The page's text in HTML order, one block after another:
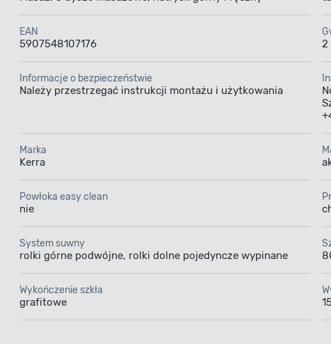
EAN
5907548107176 2
Informacje o bezpieczeństwie
Należy przestrzegać instrukcji montażu i użytkowania
Marka
Kerra
Powłoka easy clean
nie
System suwny
rolki górne podwójne, rolki dolne pojedyncze wypinane
Wykończenie szkła
grafitowe